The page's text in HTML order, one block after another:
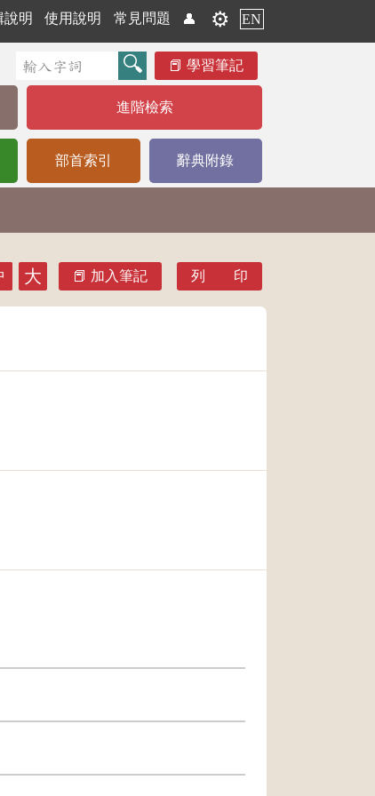
說明 使用說明 常見問題 👤 ⚙️ EN
學習筆記
進階檢索
部首索引 辭典附錄
大 加入筆記 列 印